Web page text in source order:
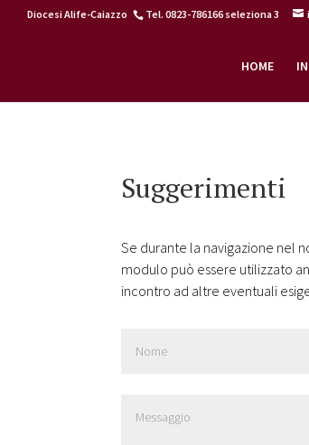
Diocesi Alife-Caiazzo Tel. 0823-786166 seleziona 3
HOME
Suggerimenti
Se durante la navigazione nel
modulo può essere utilizzato
incontro ad altre eventuali